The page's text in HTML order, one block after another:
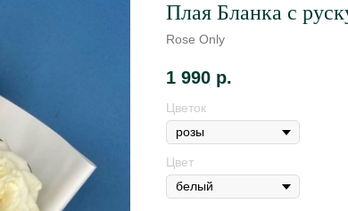
Плая Бланка с
Rose Only
1 990 р.
Цветок
Цвет